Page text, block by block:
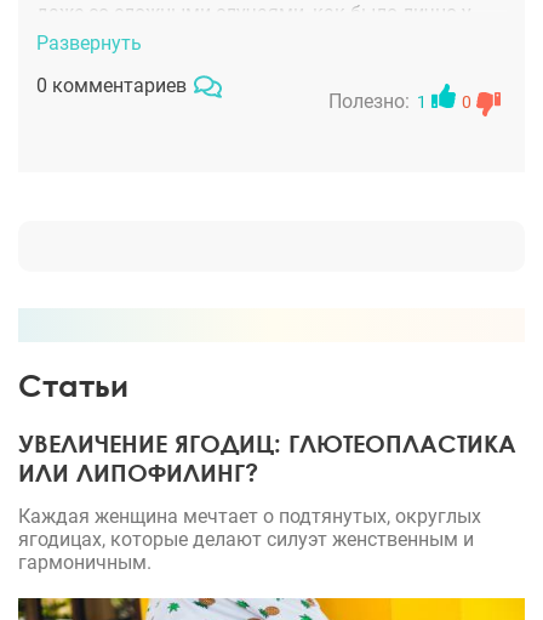
даже со сложными случаями, как было лично у
меня. Лицо ыло ассиметричное, плюс старение не
оставляло шансов. Но мне доктор помог реально,
сделал все касов и так как я того и хотела.
Развернуть
0 комментариев
Полезно: 1 0
Статьи
УВЕЛИЧЕНИЕ ЯГОДИЦ: ГЛЮТЕОПЛАСТИКА
ИЛИ ЛИПОФИЛИНГ?
Каждая женщина мечтает о подтянутых, округлых
ягодицах, которые делают силуэт женственным и
гармоничным.